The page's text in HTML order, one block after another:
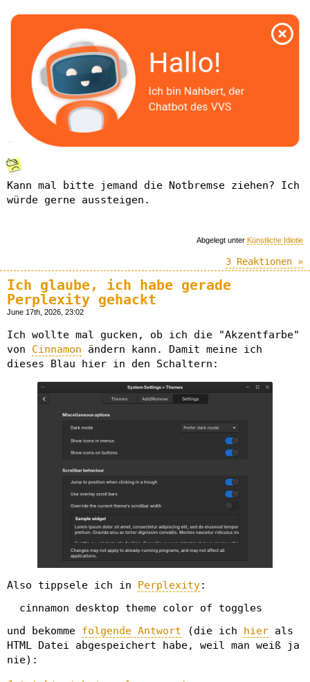
Kann mal bitte jemand die Notbremse ziehen? Ich
würde gerne aussteigen.
Abgelegt unter Künstliche Idiotie
3 Reaktionen »
Ich glaube, ich habe gerade
Perplexity gehackt
June 17th, 2026, 23:02
Ich wollte mal gucken, ob ich die "Akzentfarbe"
von Cinnamon ändern kann. Damit meine ich
dieses Blau hier in den Schaltern:
Also tippsele ich in Perplexity:
  cinnamon desktop theme color of toggles
und bekomme folgende Antwort (die ich hier als
HTML Datei abgespeichert habe, weil man weiß ja
nie):